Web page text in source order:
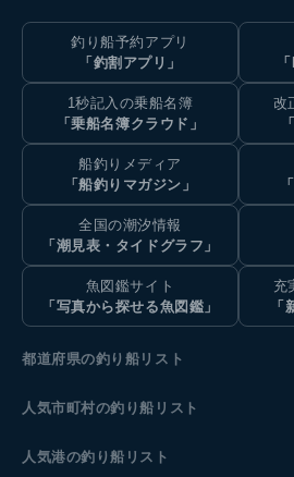
釣り船予約アプリ
「釣割アプリ」
1秒記入の乗船名簿
「乗船名簿クラウド」
改
船釣りメディア
「船釣りマガジン」
全国の潮汐情報
「潮見表・タイドグラフ」
魚図鑑サイト
「写真から探せる魚図鑑」
充
「
都道府県の釣り船リスト
人気市町村の釣り船リスト
人気港の釣り船リスト